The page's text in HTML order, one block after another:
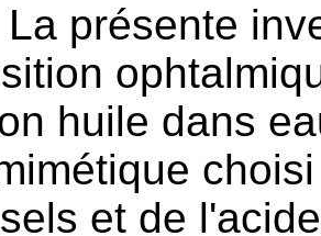
La présente
huile dans
et de